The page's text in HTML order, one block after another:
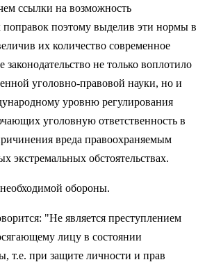
ссылки на возможность
поправок поэтому выделив эти нормы в
их количество современное
законодательство не только воплотило
уголовно-правовой науки, но и
уровню регулирования
уголовную ответственность в
вреда правоохраняемым
экстремальных обстоятельствах.
обороны.
"Не является преступлением
лицу в состоянии
т.е. при защите личности и прав